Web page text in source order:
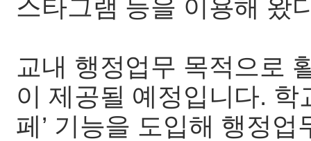
스타그램 등을 이용해 왔
교내 행정업무 목적으로
이 제공될 예정입니다. 학
페’ 기능을 도입해 행정